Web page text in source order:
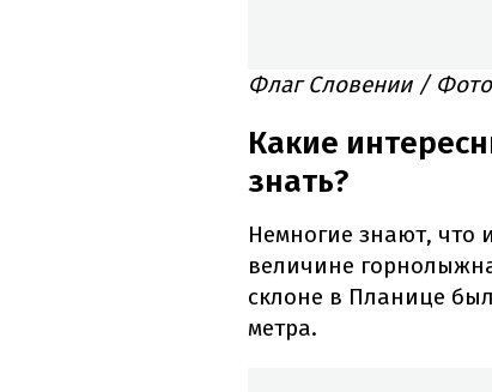
Флаг Словении /
Какие
знать?
Немногие знают, что
величине
склоне в Планице
метра.